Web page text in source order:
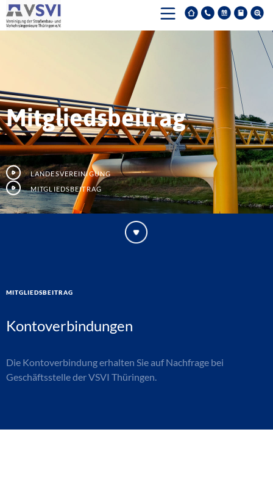
Mitgliedsbeitrag
Landesvereinigung
Mitgliedsbeitrag
Mitgliedsbeitrag
Kontoverbindungen
Die Kontoverbindung erhalten Sie auf Nachfrage bei
Geschäftsstelle der VSVI Thüringen.